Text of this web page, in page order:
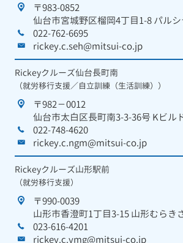
〒983-0852
仙台市宮城野区榴岡4丁目1-8 パル
022-762-6695
rickey.c.seh@mitsui-co.jp
Rickeyクルーズ仙台長町南
（就労移行支援／自立訓練（生活訓練））
〒982－0012
仙台市太白区長町南3-3-36号 Kビル
022-748-4620
rickey.c.ngm@mitsui-co.jp
Rickeyクルーズ山形駅前
（就労移行支援）
〒990-0039
山形市香澄町1丁目3-15 山形むらき
023-616-4201
rickey.c.ymg@mitsui-co.jp